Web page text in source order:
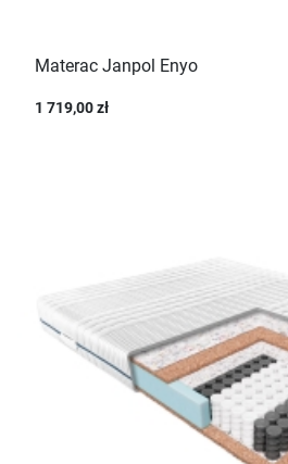
Materac Janpol Enyo
1 719,00 zł